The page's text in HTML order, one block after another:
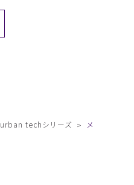
urban techシリーズ
メ